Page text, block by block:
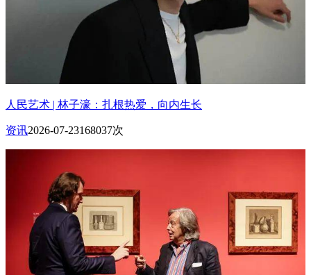
人民艺术 | 林子濠：扎根热爱，向内生长
资讯2026-07-23168037次